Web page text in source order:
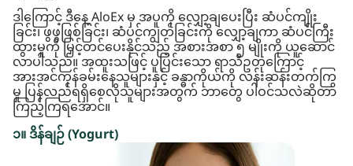
ဒါကြောင့် ဒီနေ့ AloEx မှ အပူကို လျှော့ချပေးပြီး ဆံပင်ကျိုး
ခြင်း၊ ဖွဖွဖြစ်ခြင်း၊ ဆံပင်ကျွတ်ခြင်းကို လျှော့ချကာ ဆံပင်ကြီး
ထွားမှုကို မြှင့်တင်ပေးနိုင်သည့် အစားအစာ ၅ မျိုးကို ယူဆောင်
လာပါသည်။ အထူးသဖြင့် ပူပြင်းသော ရာသီဥတုကြောင့်
အားအင်ကုန်ခမ်းနေသူများနှင့် ခန္ဓာကိုယ်ကို လန်းဆန်းတက်ကြွ
မှု ပြန်လည်ရရှိစေလိုသူများအတွက် ဘာတွေ ပါဝင်သလဲဆိုတာ
ကြည့်ကြရအောင်။
၁။ ဒိန်ချဉ် (Yogurt)